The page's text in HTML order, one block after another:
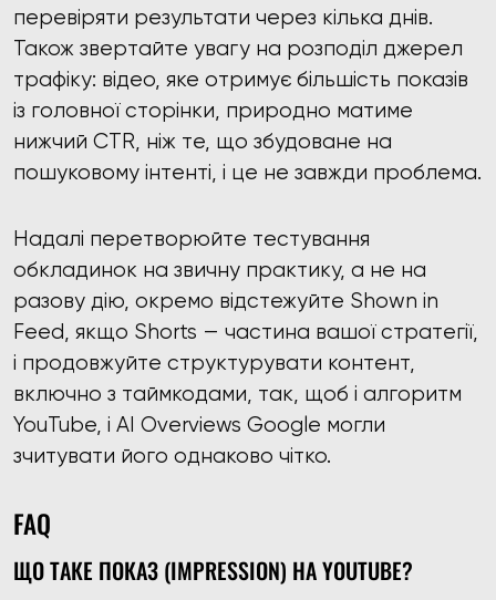
перевіряти результати через кілька днів.
Також звертайте увагу на розподіл джерел
трафіку: відео, яке отримує більшість показів
із головної сторінки, природно матиме
нижчий CTR, ніж те, що збудоване на
пошуковому інтенті, і це не завжди проблема.
Надалі перетворюйте тестування
обкладинок на звичну практику, а не на
разову дію, окремо відстежуйте Shown in
Feed, якщо Shorts — частина вашої стратегії,
і продовжуйте структурувати контент,
включно з таймкодами, так, щоб і алгоритм
YouTube, і AI Overviews Google могли
зчитувати його однаково чітко.
FAQ
ЩО ТАКЕ ПОКАЗ (IMPRESSION) НА YOUTUBE?